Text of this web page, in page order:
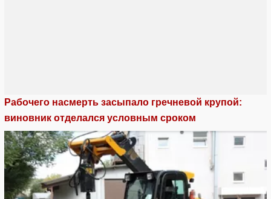
Рабочего насмерть засыпало гречневой крупой:
виновник отделался условным сроком